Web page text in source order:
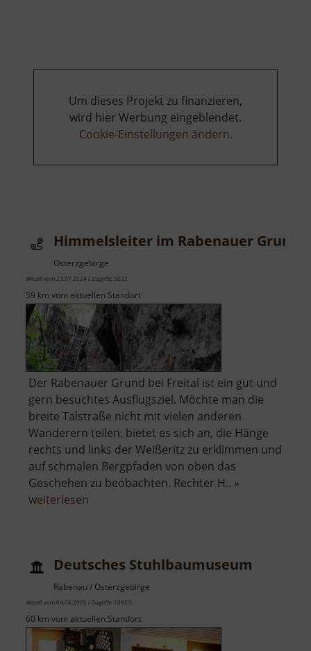
Deutsche
Um dieses Projekt zu finanzieren,
wird hier Werbung eingeblendet.
Cookie-Einstellungen ändern.
Himmelsleiter im Rabenauer Grund
Osterzgebirge
aktuell vom 23.07.2024 / Zugriffe: 5633
59 km vom aktuellen Standort
Der Rabenauer Grund bei Freital ist ein gut und
gern besuchtes Ausflugsziel. Möchte man die
breite Talstraße nicht mit vielen anderen
Wanderern teilen, bietet es sich an, die Hänge
rechts und links der Weißeritz zu erklimmen und
auf schmalen Bergpfaden von oben das
Geschehen zu beobachten. Rechter H.. »
weiterlesen
Grund
Deutsches Stuhlbaumuseum
Rabenau / Osterzgebirge
aktuell vom 04.06.2026 / Zugriffe: 10953
60 km vom aktuellen Standort